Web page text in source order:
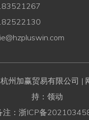
州加赢贸易有限公司 |
持：领动
： 浙ICP备